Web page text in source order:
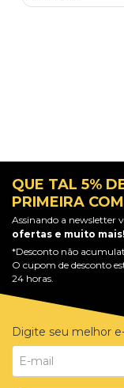
QUE TAL 5%
PRIMEIRA
Assinando a newsletter
ofertas e muito mais!
*Desconto não
O cupom de desconto
24 horas.
Digite seu melhor